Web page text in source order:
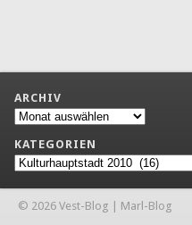
ARCHIV
Archiv
KATEGORIEN
Kategorien
© 2026 Vest-Blog | Marl-Blog